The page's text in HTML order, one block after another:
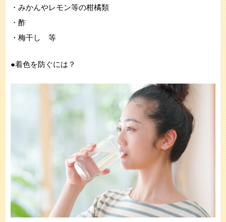
・みかんやレモン等の柑橘類
・酢
・梅干し 等
●着色を防ぐには？